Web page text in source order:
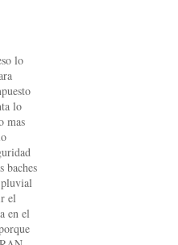
lo
lo
mas
baches
el
en el